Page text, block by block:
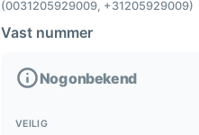
(0031205929009, +31205929009)
Vast nummer
Nog onbekend
VEILIG